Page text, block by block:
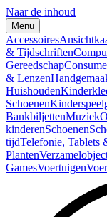
Naar de inhoud
Menu
Accessoires
& Tijdschriften
Gereedschap
& Lenzen
Huishouden
Schoenen
BankbiljettenMuziek
kinderenSchoenen
tijdTelefonie, Tablets
Planten
GamesVoertuigen